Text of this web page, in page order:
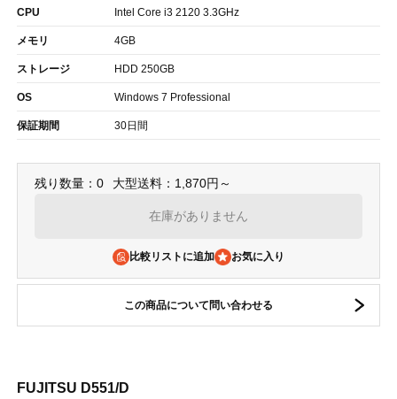
CPU Intel Core i3 2120 3.3GHz
メモリ 4GB
ストレージ HDD 250GB
OS Windows 7 Professional
保証期間 30日間
残り数量：0 大型送料：1,870円～
在庫がありません
比較リストに追加
この商品について問い合わせる
FUJITSU D551/D